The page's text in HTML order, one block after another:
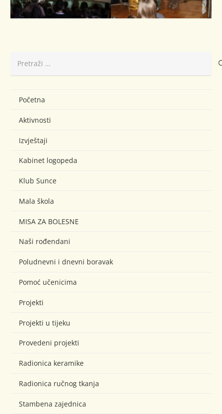
Početna
Aktivnosti
Izvještaji
Kabinet logopeda
Klub Sunce
Mala škola
MISA ZA BOLESNE
Naši rođendani
Poludnevni i dnevni boravak
Pomoć učenicima
Projekti
Projekti u tijeku
Provedeni projekti
Radionica keramike
Radionica ručnog tkanja
Stambena zajednica